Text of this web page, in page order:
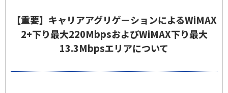
【重要】キャリアアグリゲーションによるWiMAX
2+下り最大220MbpsおよびWiMAX下り最大
13.3Mbpsエリアについて